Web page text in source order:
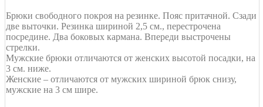
Брюки свободного покроя на резинке. Пояс притачной. Сзади
две выточки. Резинка шириной 2,5 см., перестрочена
посредине. Два боковых кармана. Впереди выстрочены
стрелки.
Мужские брюки отличаются от женских высотой посадки, на
3 см. ниже.
Женские – отличаются от мужских шириной брюк снизу,
мужские на 3 см шире.